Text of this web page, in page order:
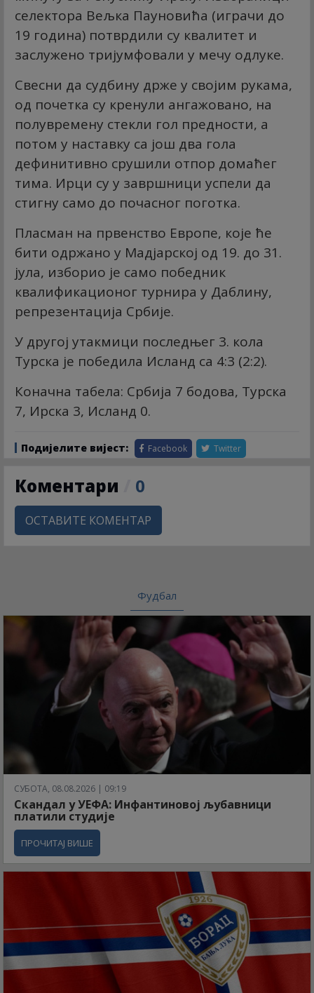
селектора Вељка Пауновића (играчи до
19 година) потврдили су квалитет и
заслужено тријумфовали у мечу одлуке.
Свесни да судбину држе у својим рукама,
од почетка су кренули ангажовано, на
полувремену стекли гол предности, а
потом у наставку са још два гола
дефинитивно срушили отпор домаћег
тима. Ирци су у завршници успели да
стигну само до почасног поготка.
Пласман на првенство Европе, које ће
бити одржано у Мадјарској од 19. до 31.
јула, изборио је само победник
квалификационог турнира у Даблину,
репрезентација Србије.
У другој утакмици последњег 3. кола
Турска је победила Исланд са 4:3 (2:2).
Коначна табела: Србија 7 бодова, Турска
7, Ирска 3, Исланд 0.
Подијелите вијест: Facebook Twitter
Коментари 0
ОСТАВИТЕ КОМЕНТАР
Фудбал
СУБОТА, 08.08.2026 | 09:19
Скандал у УЕФА: Инфантиновој љубавници
платили студије
ПРОЧИТАЈ ВИШЕ